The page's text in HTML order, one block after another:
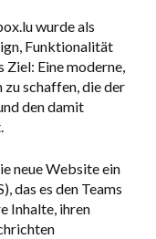
wurde als
Funktionalität
Ziel: Eine moderne,
schaffen, die der
den damit
neue Website ein
das es den Teams
Inhalte, ihren